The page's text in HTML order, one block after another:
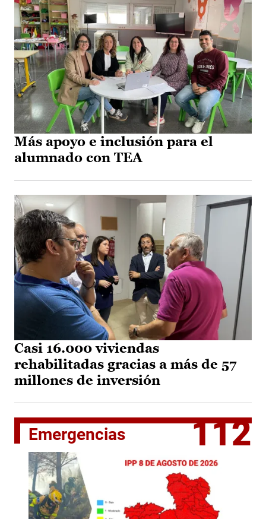
Más apoyo e inclusión para el
alumnado con TEA
Casi 16.000 viviendas
rehabilitadas gracias a más de 57
millones de inversión
Emergencias 112